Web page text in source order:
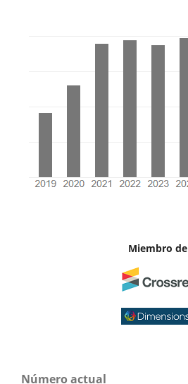
Miembro de
Número actual